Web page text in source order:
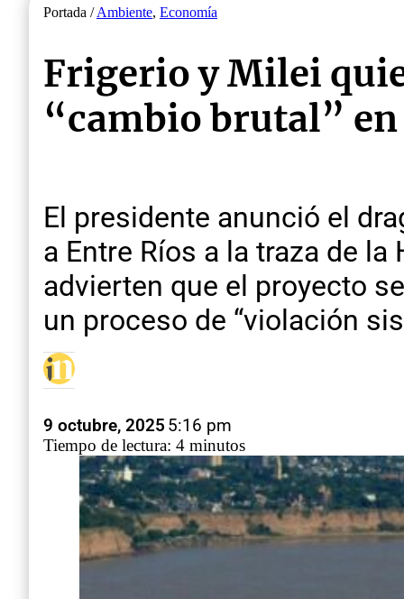
Portada /Ambiente, Economía
Frigerio y Milei
“cambio brutal”
El presidente anunció el
a Entre Ríos a la traza de
advierten que el proyecto
un proceso de “violación
9 octubre, 2025 5:16 pm
Tiempo de lectura: 4 minutos